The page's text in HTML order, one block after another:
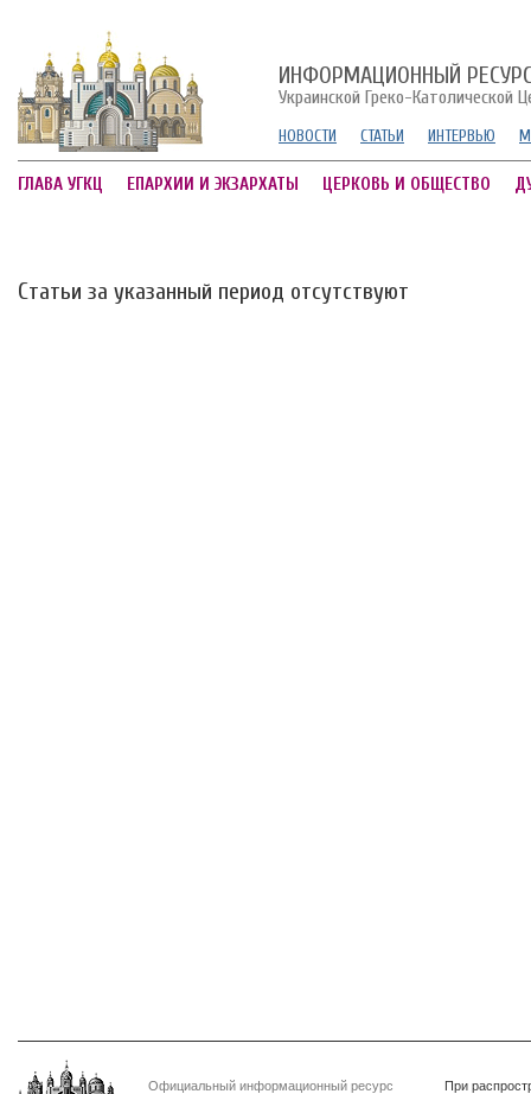
ИНФОРМАЦИОННЫЙ
Украинской Греко-Католической
НОВОСТИ СТАТЬИ ИНТЕРВЬЮ
ГЛАВА УГКЦ ЕПАРХИИ И ЭКЗАРХАТЫ ЦЕРКОВЬ И ОБЩЕСТВО
Статьи за указанный период отсутствуют
Официальный информационный ресурс
При